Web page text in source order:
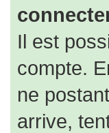
Il est
compte.
ne
arrive,